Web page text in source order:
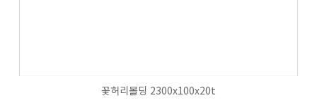
꽃허리몰딩 2300x100x20t